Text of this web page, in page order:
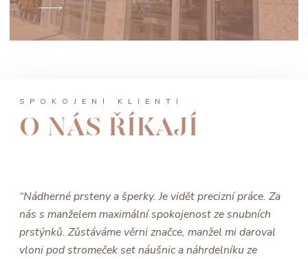
SPOKOJENÍ KLIENTI
O NÁS ŘÍKAJÍ
“Nádherné prsteny a šperky. Je vidět precizní práce. Za
nás s manželem maximální spokojenost ze snubních
prstýnků. Zůstáváme věrni značce, manžel mi daroval
vloni pod stromeček set náušnic a náhrdelníku ze